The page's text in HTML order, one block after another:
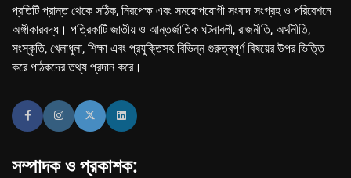
প্রতিটি প্রান্ত থেকে সঠিক, নিরপেক্ষ এবং সময়োপযোগী সংবাদ সংগ্রহ ও পরিবেশনে
অঙ্গীকারবদ্ধ। পত্রিকাটি জাতীয় ও আন্তর্জাতিক ঘটনাবলী, রাজনীতি, অর্থনীতি,
সংস্কৃতি, খেলাধুলা, শিক্ষা এবং প্রযুক্তিসহ বিভিন্ন গুরুত্বপূর্ণ বিষয়ের উপর ভিত্তি
করে পাঠকদের তথ্য প্রদান করে।
সম্পাদক ও প্রকাশক: